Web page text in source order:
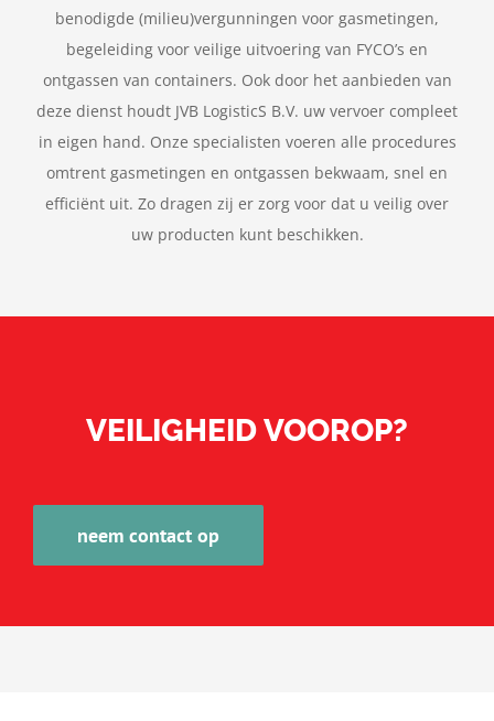
benodigde (milieu)vergunningen voor gasmetingen,
begeleiding voor veilige uitvoering van FYCO’s en
ontgassen van containers. Ook door het aanbieden van
deze dienst houdt JVB LogisticS B.V. uw vervoer compleet
in eigen hand. Onze specialisten voeren alle procedures
omtrent gasmetingen en ontgassen bekwaam, snel en
efficiënt uit. Zo dragen zij er zorg voor dat u veilig over
uw producten kunt beschikken.
VEILIGHEID VOOROP?
neem contact op